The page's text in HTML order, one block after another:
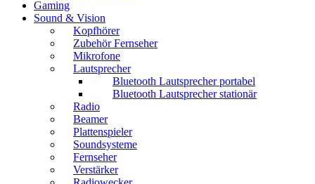
Gaming
Sound & Vision
Kopfhörer
Zubehör Fernseher
Mikrofone
Lautsprecher
Bluetooth Lautsprecher portabel
Bluetooth Lautsprecher stationär
Radio
Beamer
Plattenspieler
Soundsysteme
Fernseher
Verstärker